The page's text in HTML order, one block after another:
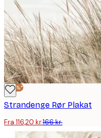
-30%*
Strandenge Rør Plakat
Fra 116,20 kr.166 kr.